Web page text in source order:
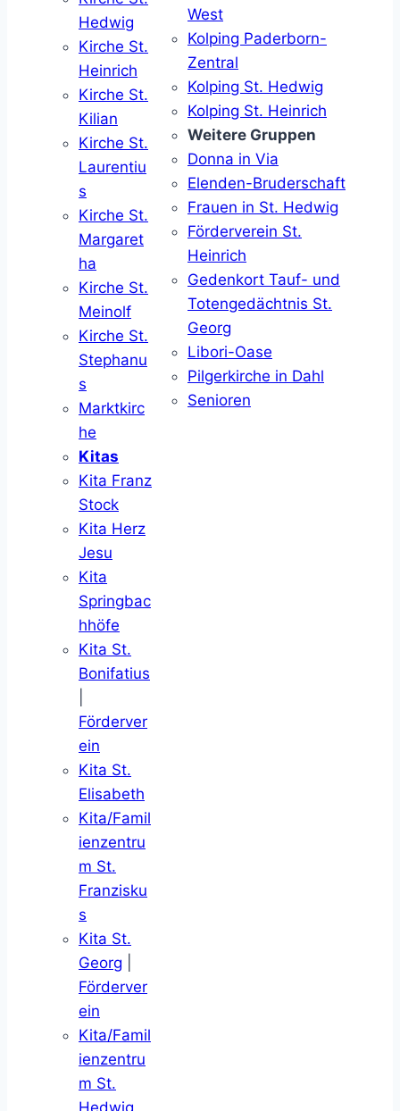
Hedwig
Kirche St.
Heinrich
Kirche St.
Kilian
Kirche St.
Laurentiu
s
Kirche St.
Margaret
ha
Kirche St.
Meinolf
Kirche St.
Stephanu
s
Marktkirc
he
Kitas
Kita Franz
Stock
Kita Herz
Jesu
Kita
Springbac
hhöfe
Kita St.
Bonifatius
Förderver
ein
Kita St.
Elisabeth
Kita/Famil
ienzentru
m St.
Franzisku
s
Kita St.
Georg
Förderver
ein
Kita/Famil
ienzentru
m St.
Hedwig
West
Kolping Paderborn-
Zentral
Kolping St. Hedwig
Kolping St. Heinrich
Weitere Gruppen
Donna in Via
Elenden-Bruderschaft
Frauen in St. Hedwig
Förderverein St.
Heinrich
Gedenkort Tauf- und
Totengedächtnis St.
Georg
Libori-Oase
Pilgerkirche in Dahl
Senioren